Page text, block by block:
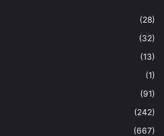
(28)
(32)
(13)
(1)
(91)
(242)
(667)